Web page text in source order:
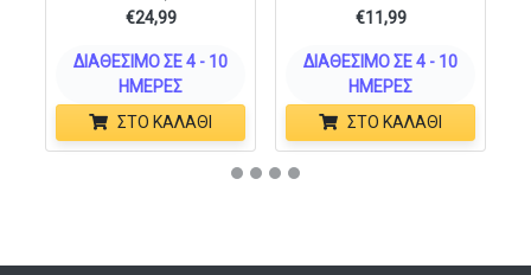
€24,99
ΔΙΑΘΈΣΙΜΟ ΣΕ 4 - 10
ΗΜΈΡΕΣ
ΣΤΟ ΚΑΛΆΘΙ
€11,99
ΔΙΑΘΈΣΙΜΟ ΣΕ 4 - 10
ΗΜΈΡΕΣ
ΣΤΟ ΚΑΛΆΘΙ